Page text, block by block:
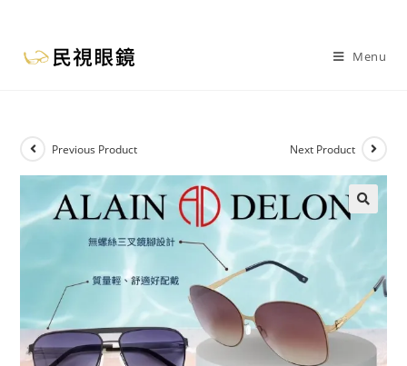
Menu
Previous Product Next Product